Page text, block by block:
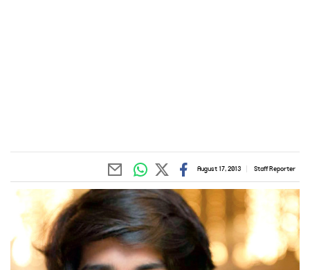
Staff Reporter
August 17, 2013